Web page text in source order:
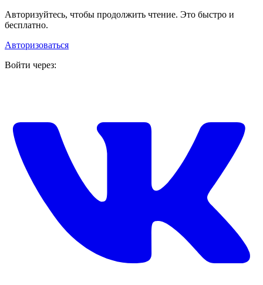
Авторизуйтесь, чтобы продолжить чтение. Это быстро и
бесплатно.
Авторизоваться
Войти через: